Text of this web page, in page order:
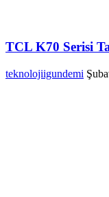
TCL K70 Serisi
teknolojiigundemi